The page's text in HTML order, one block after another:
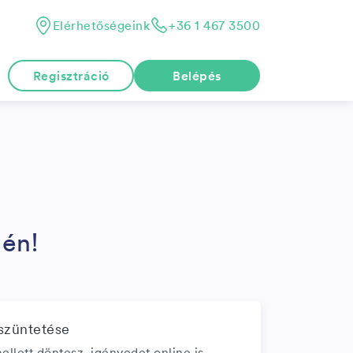
Elérhetőségeink +36 1 467 3500
Regisztráció Belépés